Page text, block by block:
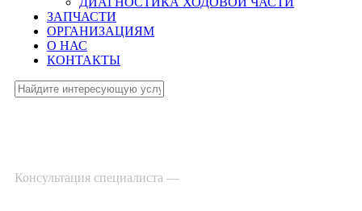
ЗАПЧАСТИ
ОРГАНИЗАЦИЯМ
О НАС
КОНТАКТЫ
Консультация специалиста —